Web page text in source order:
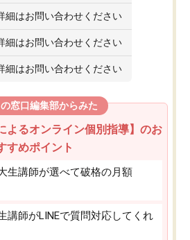
細はお問い合わせください
細はお問い合わせください
細はお問い合わせください
窓口編集部からみた
よるオンライン個別指導】のお
すめポイント
生講師が選べて破格の月額
講師がLINEで質問対応してくれ